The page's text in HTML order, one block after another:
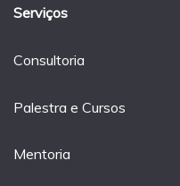
Serviços
Consultoria
Palestra e Cursos
Mentoria